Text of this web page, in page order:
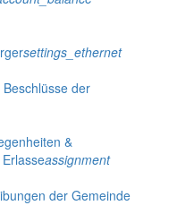
settings_ethernet
der
&
assignment
der Gemeinde